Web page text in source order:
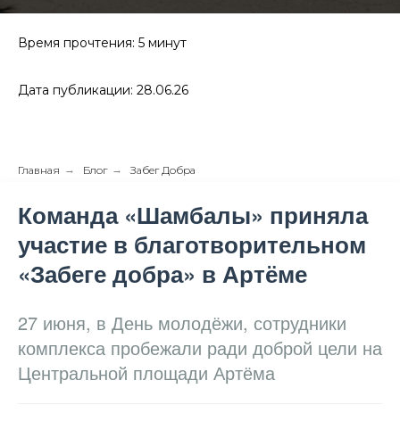
Время прочтения: 5 минут
Дата публикации: 28.06.26
Главная → Блог → Забег Добра
Команда «Шамбалы» приняла
участие в благотворительном
«Забеге добра» в Артёме
27 июня, в День молодёжи, сотрудники
комплекса пробежали ради доброй цели на
Центральной площади Артёма